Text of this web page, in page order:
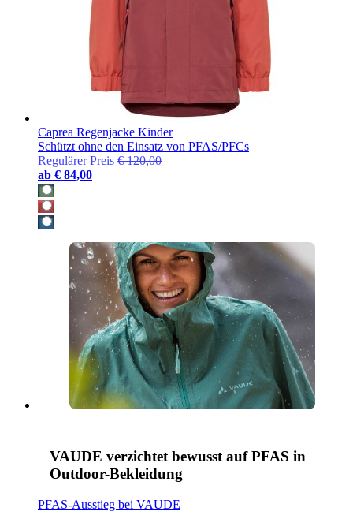
Caprea Regenjacke Kinder
Schützt ohne den Einsatz von PFAS/PFCs
Regulärer Preis € 120,00
ab € 84,00
VAUDE verzichtet bewusst auf PFAS in
Outdoor-Bekleidung
PFAS-Ausstieg bei VAUDE